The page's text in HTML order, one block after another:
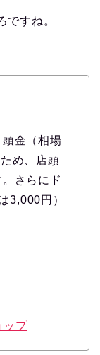
ですね。
金（相場
め、店頭
さらにド
3,000円）
ップ